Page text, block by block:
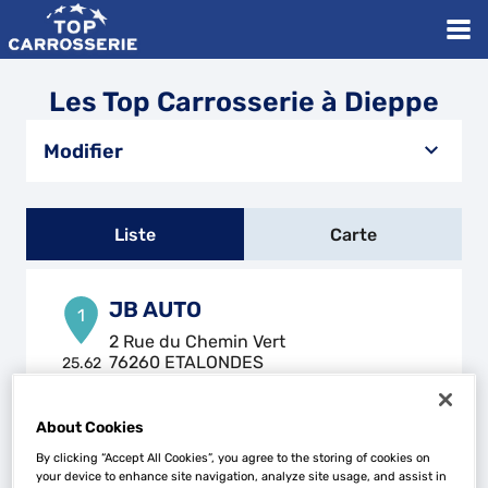
Les Top Carrosserie à Dieppe
Modifier
Liste Carte
1
25.62
JB AUTO
2 Rue du Chemin Vert
76260 ETALONDES
Voir plus
About Cookies
By clicking “Accept All Cookies”, you agree to the storing of cookies on
your device to enhance site navigation, analyze site usage, and assist in